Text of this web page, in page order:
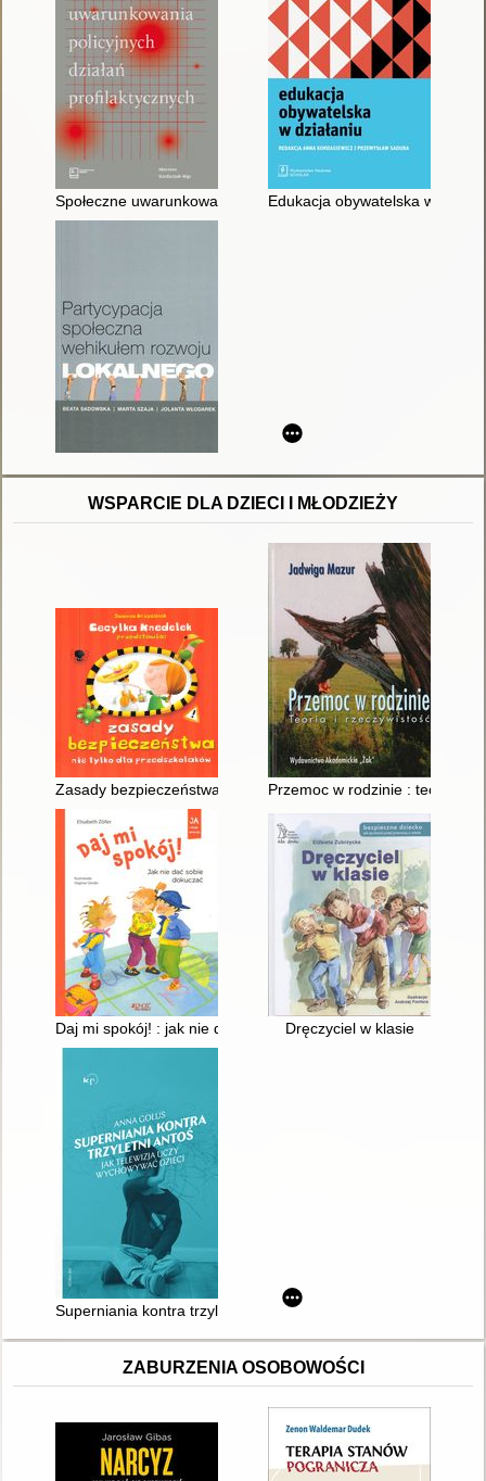
Społeczne uwarunkowania policyjnych działań profilaktycznych
Edukacja obywatelska w
WSPARCIE DLA DZIECI I MŁODZIEŻY
Zasady bezpieczeństwa nie tylko dla przedszkolaków
Przemoc w rodzinie : teoria i
Daj mi spokój! : jak nie dać sobie dokuczaćDręczyciel w klasie
Superniania kontra trzyletni Antoś : jak telewizja uczy
ZABURZENIA OSOBOWOŚCI